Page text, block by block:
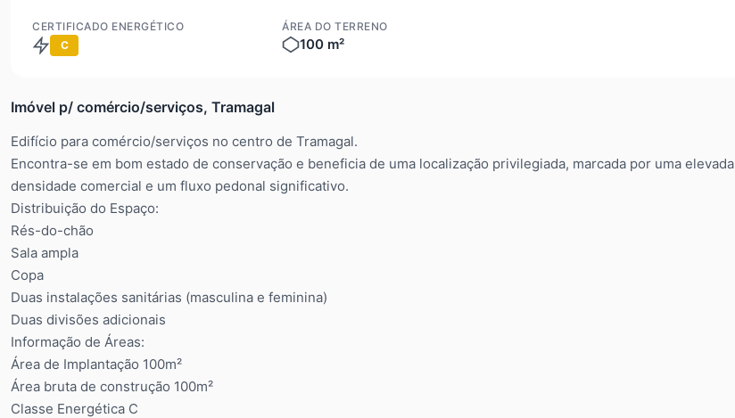
CERTIFICADO ENERGÉTICO
C
ÁREA DO TERRENO
100 m²
Imóvel p/ comércio/serviços, Tramagal
Edifício para comércio/serviços no centro de Tramagal.
Encontra-se em bom estado de conservação e beneficia de uma localização privilegiada, marcada por uma elevada
densidade comercial e um fluxo pedonal significativo.
Distribuição do Espaço:
Rés-do-chão
Sala ampla
Copa
Duas instalações sanitárias (masculina e feminina)
Duas divisões adicionais
Informação de Áreas:
Área de Implantação 100m²
Área bruta de construção 100m²
Classe Energética C